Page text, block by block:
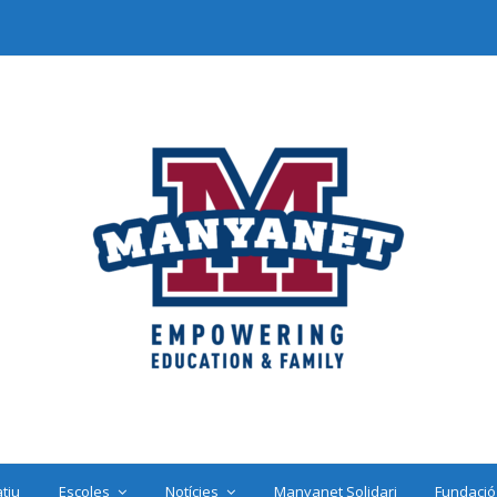
Escoles Notícies Manyanet Solidari Fundació